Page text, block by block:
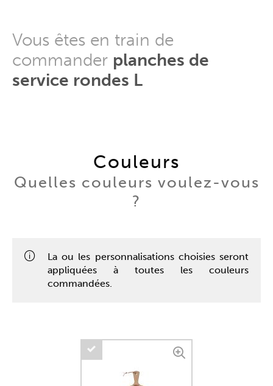
Vous êtes en train de
commander planches de
service rondes L
Couleurs
Quelles couleurs voulez-vous
?
La ou les personnalisations choisies seront
appliquées à toutes les couleurs
commandées.